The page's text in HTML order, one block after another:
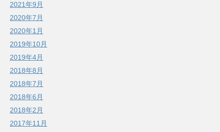
2021年9月
2020年7月
2020年1月
2019年10月
2019年4月
2018年8月
2018年7月
2018年6月
2018年2月
2017年11月